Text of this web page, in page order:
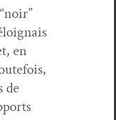
en
de